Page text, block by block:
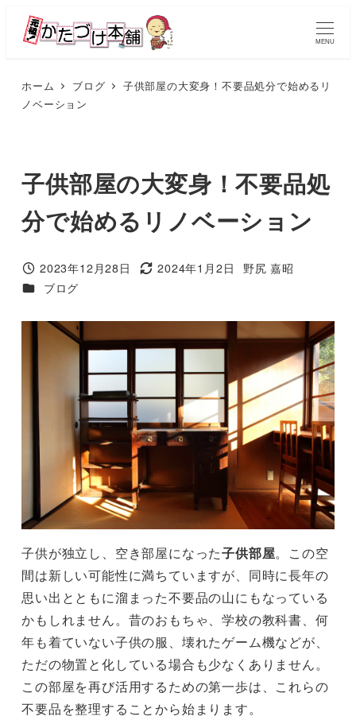
MENU
ホーム ブログ
子供部屋の大変身！不要品処分で始めるリ
ノベーション
子供部屋の大変身！不要品処
分で始めるリノベーション
投稿日
2023年12月28日
更新日
2024年1月2日
著
野尻 嘉昭
カテゴリー
ブログ
子供が独立し、空き部屋になった子供部屋。この空
間は新しい可能性に満ちていますが、同時に長年の
思い出とともに溜まった不要品の山にもなっている
かもしれません。昔のおもちゃ、学校の教科書、何
年も着ていない子供の服、壊れたゲーム機などが、
ただの物置と化している場合も少なくありません。
この部屋を再び活用するための第一歩は、これらの
不要品を整理することから始まります。